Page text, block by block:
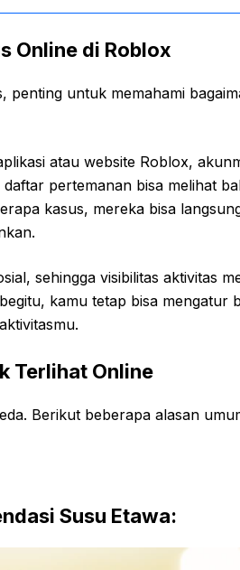
Online di Roblox
penting untuk memahami
atau website Roblox,
pertemanan bisa melihat
kasus, mereka bisa
sehingga visibilitas aktivitas
kamu tetap bisa mengatur
Terlihat Online
Berikut beberapa alasan
Susu Etawa: